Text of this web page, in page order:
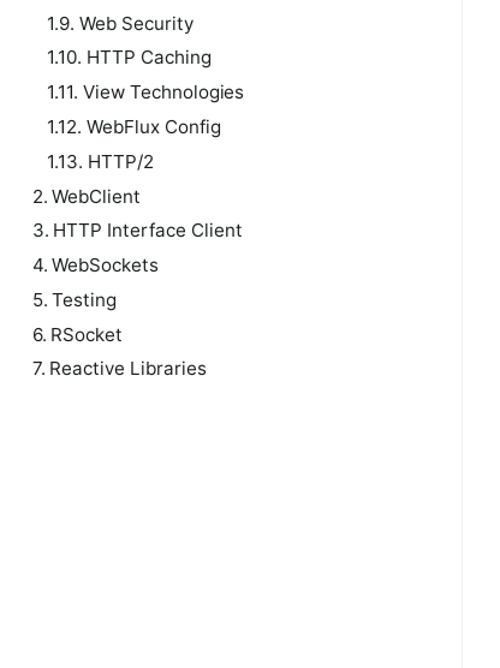
1.9. Web Security
1.10. HTTP Caching
1.11. View Technologies
1.12. WebFlux Config
1.13. HTTP/2
2. WebClient
3. HTTP Interface Client
4. WebSockets
5. Testing
6. RSocket
7. Reactive Libraries